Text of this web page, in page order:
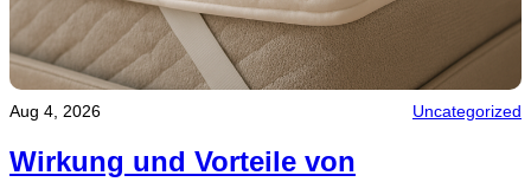
Aug 4, 2026 Uncategorized
Wirkung und Vorteile von